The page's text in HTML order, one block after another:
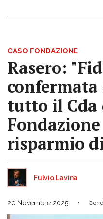
CASO FONDAZIONE
Rasero:
confermata
tutto il Cda
Fondazione
risparmio
Fulvio Lavina
20 Novembre 2025